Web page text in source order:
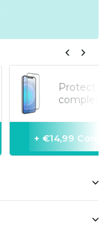
complet
+ €14,99